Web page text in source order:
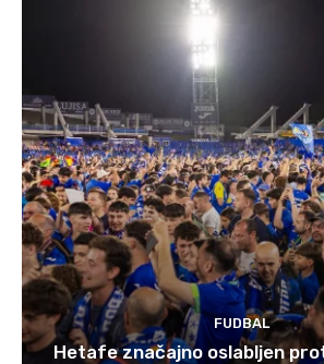
FUDBAL
Hetafe značajno oslabljen